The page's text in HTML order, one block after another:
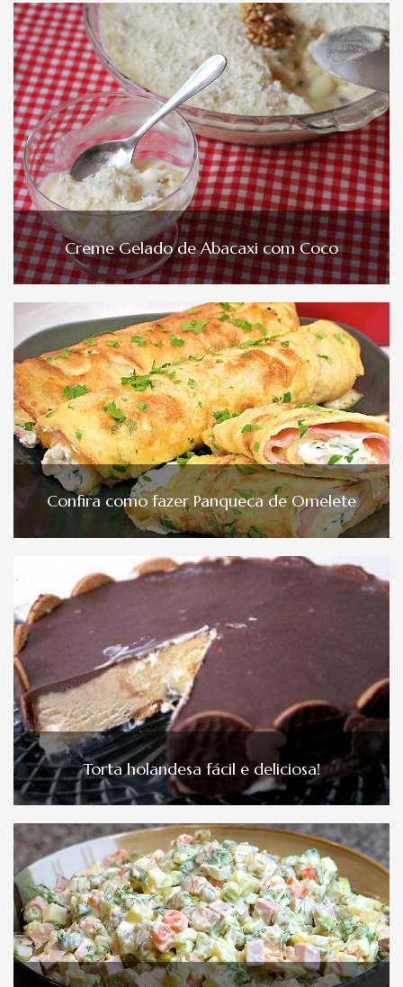
Creme Gelado de Abacaxi com Coco
Confira como fazer Panqueca de Omelete
Torta holandesa fácil e deliciosa!